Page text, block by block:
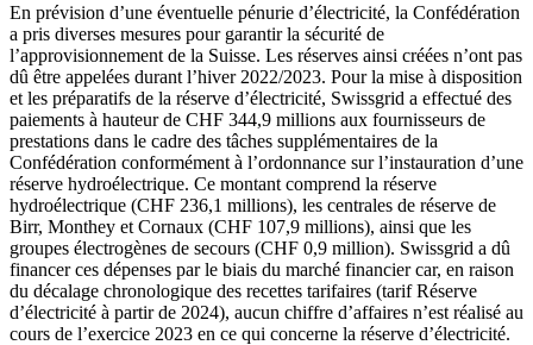
En prévision d’une éventuelle pénurie d’électricité, la Confédération
a pris diverses mesures pour garantir la sécurité de
l’approvisionnement de la Suisse. Les réserves ainsi créées n’ont pas
dû être appelées durant l’hiver 2022/2023. Pour la mise à disposition
et les préparatifs de la réserve d’électricité, Swissgrid a effectué des
paiements à hauteur de CHF 344,9 millions aux fournisseurs de
prestations dans le cadre des tâches supplémentaires de la
Confédération conformément à l’ordonnance sur l’instauration d’une
réserve hydroélectrique. Ce montant comprend la réserve
hydroélectrique (CHF 236,1 millions), les centrales de réserve de
Birr, Monthey et Cornaux (CHF 107,9 millions), ainsi que les
groupes électrogènes de secours (CHF 0,9 million). Swissgrid a dû
financer ces dépenses par le biais du marché financier car, en raison
du décalage chronologique des recettes tarifaires (tarif Réserve
d’électricité à partir de 2024), aucun chiffre d’affaires n’est réalisé au
cours de l’exercice 2023 en ce qui concerne la réserve d’électricité.